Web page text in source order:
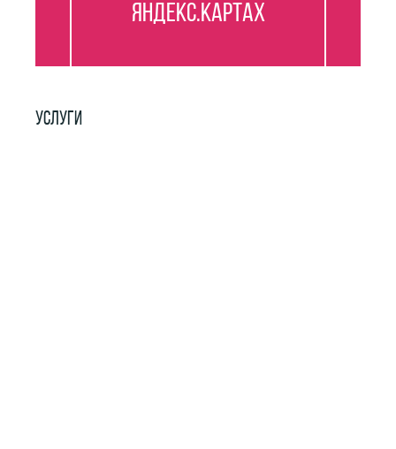
УСЛУГИ
Яндекс.Картах